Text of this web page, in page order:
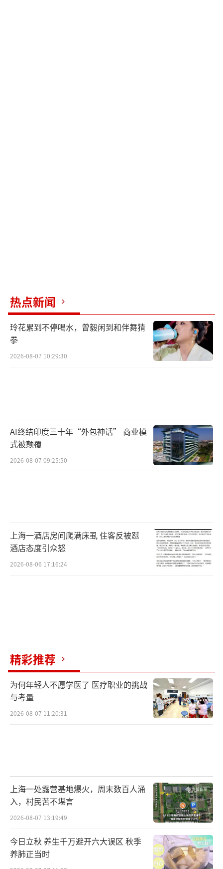
热点新闻
玲花累到不停喝水，曾毅闲到和伴舞猜
拳
2026-08-07 10:29:30
AI终结印度三十年“外包神话” 商业模
式被颠覆
2026-08-07 09:25:50
上海一酒店房间爬满床虱 住客反被怼
酒店态度引众怒
2026-08-06 17:16:24
精彩推荐
为何年轻人不愿学医了 医疗职业的挑战
与考量
2026-08-07 11:20:31
上海一处露营基地爆火，周末数百人涌
入，村民苦不堪言
2026-08-07 13:19:49
今日立秋 养生千万避开六大误区 秋季
养肺正当时